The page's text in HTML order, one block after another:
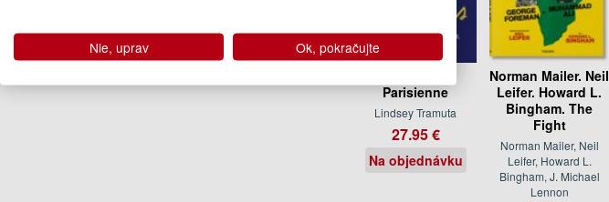
Parisienne
Lindsey Tramuta
27.95 €
Na objednávku
Norman Mailer. Neil
Leifer. Howard L.
Bingham. The
Fight
Norman Mailer, Neil
Leifer, Howard L.
Bingham, J. Michael
Lennon
Nie, uprav Ok, pokračujte